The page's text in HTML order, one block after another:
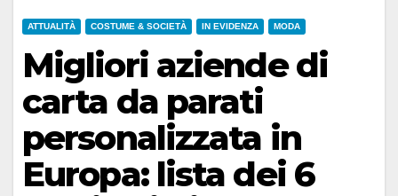
ATTUALITÀ COSTUME & SOCIETÀ IN EVIDENZA MODA
Migliori aziende di
carta da parati
personalizzata in
Europa: lista dei 6